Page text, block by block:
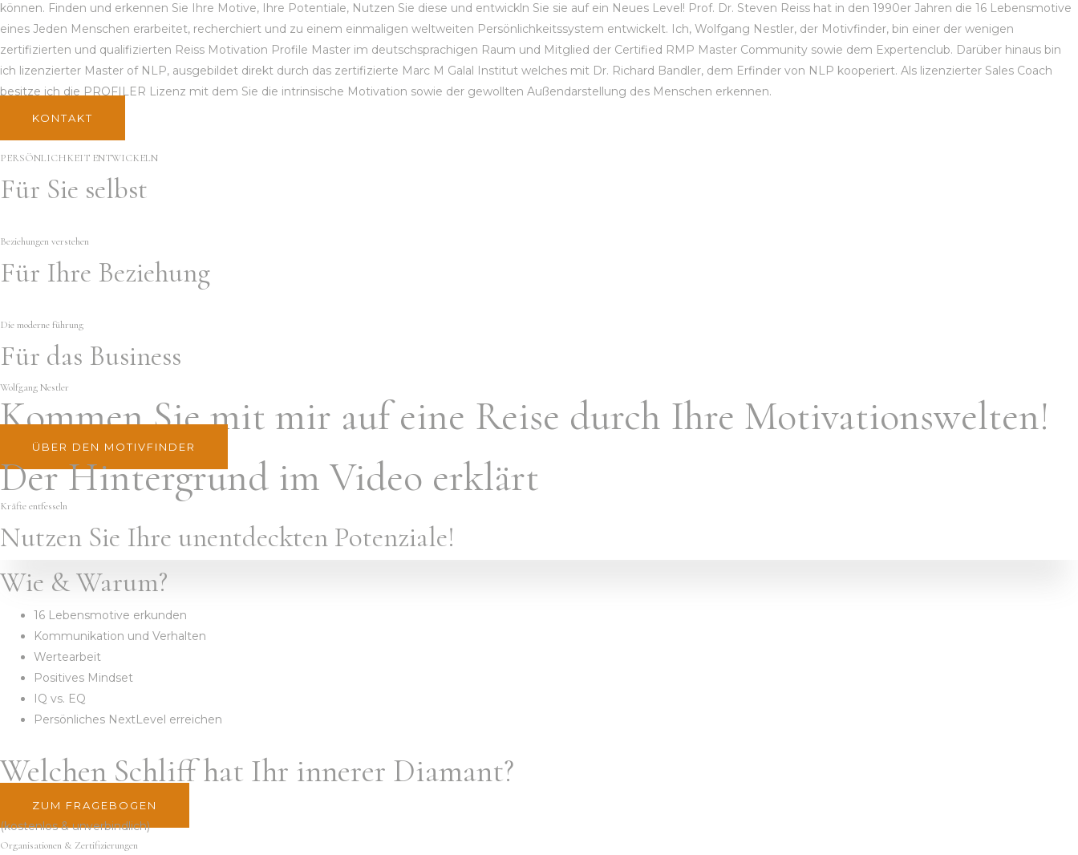
können. Finden und erkennen Sie Ihre Motive, Ihre Potentiale, Nutzen Sie diese und entwickln Sie sie auf ein Neues Level! Prof. Dr. Steven Reiss hat in den 1990er Jahren die 16 Lebensmotive
eines Jeden Menschen erarbeitet, recherchiert und zu einem einmaligen weltweiten Persönlichkeitssystem entwickelt. Ich, Wolfgang Nestler, der Motivfinder, bin einer der wenigen
zertifizierten und qualifizierten Reiss Motivation Profile Master im deutschsprachigen Raum und Mitglied der Certified RMP Master Community sowie dem Expertenclub. Darüber hinaus bin
ich lizenzierter Master of NLP, ausgebildet direkt durch das zertifizierte Marc M Galal Institut welches mit Dr. Richard Bandler, dem Erfinder von NLP kooperiert. Als lizenzierter Sales Coach
besitze ich die PROFILER Lizenz mit dem Sie die intrinsische Motivation sowie der gewollten Außendarstellung des Menschen erkennen.
KONTAKT
PERSÖNLICHKEIT ENTWICKELN​
Für Sie selbst
Beziehungen verstehen
Für Ihre Beziehung
Die moderne führung
Für das Business
Wolfgang Nestler
Kommen Sie mit mir auf eine Reise durch Ihre Motivationswelten!
ÜBER DEN MOTIVFINDER
Der Hintergrund im Video erklärt
Kräfte entfesseln
Nutzen Sie Ihre unentdeckten Potenziale!
Wie & Warum?
16 Lebensmotive erkunden
Kommunikation und Verhalten
Wertearbeit
Positives Mindset
IQ vs. EQ
Persönliches NextLevel erreichen
Welchen Schliff hat Ihr innerer Diamant?
ZUM FRAGEBOGEN
(kostenlos & unverbindlich)
Organisationen & Zertifizierungen